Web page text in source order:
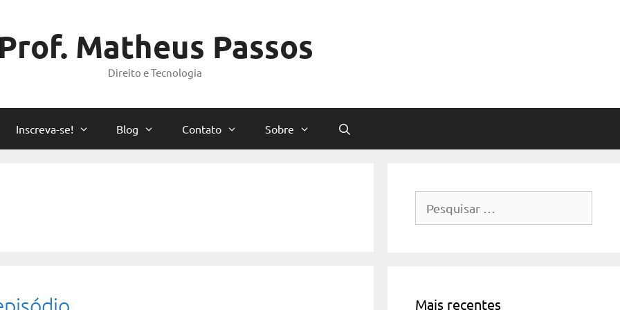
Prof. Matheus Passos
Direito e Tecnologia
Inscreva-se! Blog Contato Sobre
por:
Mais recentes